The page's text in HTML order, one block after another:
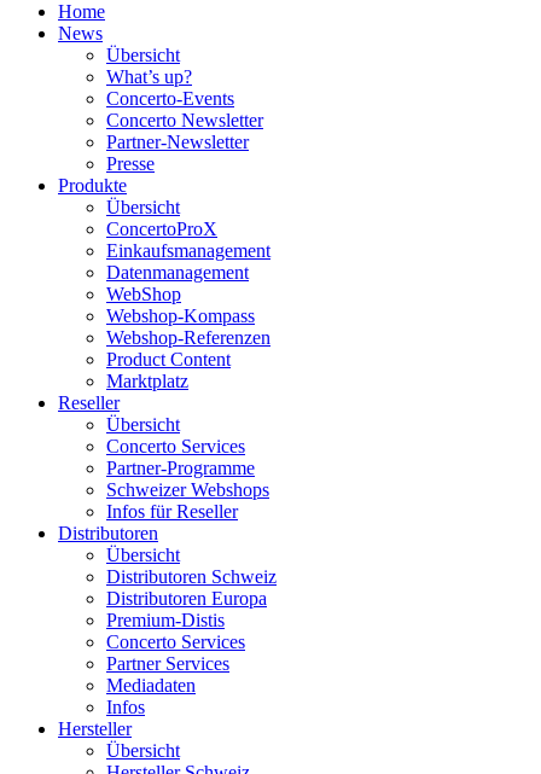
Home
News
Übersicht
What’s up?
Concerto-Events
Concerto Newsletter
Partner-Newsletter
Presse
Produkte
Übersicht
ConcertoProX
Einkaufsmanagement
Datenmanagement
WebShop
Webshop-Kompass
Webshop-Referenzen
Product Content
Marktplatz
Reseller
Übersicht
Concerto Services
Partner-Programme
Schweizer Webshops
Infos für Reseller
Distributoren
Übersicht
Distributoren Schweiz
Distributoren Europa
Premium-Distis
Concerto Services
Partner Services
Mediadaten
Infos
Hersteller
Übersicht